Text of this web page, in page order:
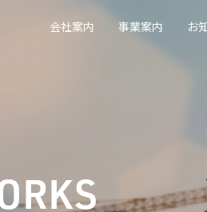
会社案内 事業案内 お